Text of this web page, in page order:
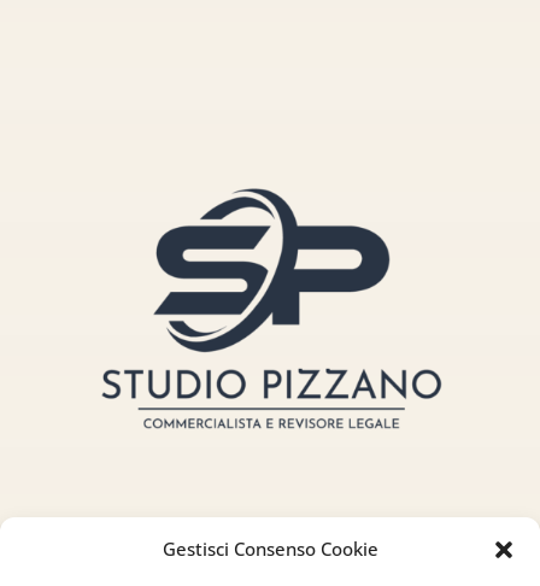
Gestisci Consenso Cookie